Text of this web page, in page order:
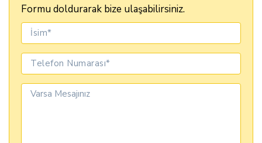
Formu doldurarak bize ulaşabilirsiniz.